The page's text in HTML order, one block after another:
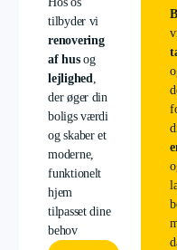
tilbyder vi
renovering
af husog
lejlighed
der øger din
boligs værdi
og skaber et
moderne,
funktionelt
hjem
tilpasset dine
behov